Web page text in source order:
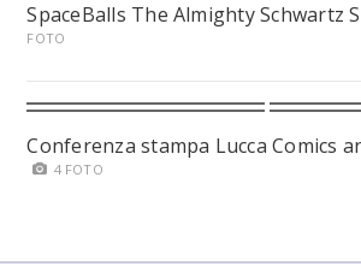
SpaceBalls The Almighty Schwartz
FOTO
Conferenza stampa Lucca Comics
4 FOTO